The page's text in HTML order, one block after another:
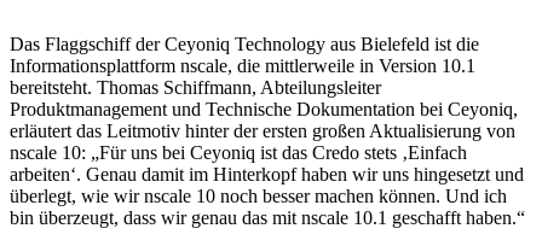
Das Flaggschiff der Ceyoniq Technology aus Bielefeld ist die
Informationsplattform nscale, die mittlerweile in Version 10.1
bereitsteht. Thomas Schiffmann, Abteilungsleiter
Produktmanagement und Technische Dokumentation bei Ceyoniq,
erläutert das Leitmotiv hinter der ersten großen Aktualisierung von
nscale 10: „Für uns bei Ceyoniq ist das Credo stets ‚Einfach
arbeiten‘. Genau damit im Hinterkopf haben wir uns hingesetzt und
überlegt, wie wir nscale 10 noch besser machen können. Und ich
bin überzeugt, dass wir genau das mit nscale 10.1 geschafft haben.“